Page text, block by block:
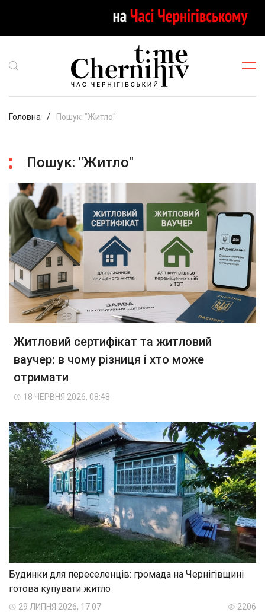
Головна Пошук: "Житло"
Пошук: "Житло"
Житловий сертифікат та житловий
ваучер: в чому різниця і хто може
отримати
18 ЧЕРВНЯ 2026, 08:48
Будинки для переселенців: громада на Чернігівщині
готова купувати житло
29 ЛИПНЯ 2026, 17:07 2206